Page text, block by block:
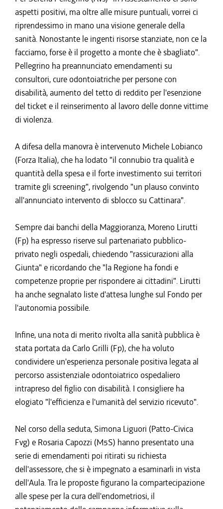
aspetti positivi, ma oltre alle misure puntuali, vorrei ci
riprendessimo in mano una visione generale della
sanità. Nonostante le ingenti risorse stanziate, non ce la
facciamo, forse è il progetto a monte che è sbagliato".
Pellegrino ha preannunciato emendamenti su
consultori, cure odontoiatriche per persone con
disabilità, aumento del tetto di reddito per l'esenzione
del ticket e il reinserimento al lavoro delle donne vittime
di violenza.
A difesa della manovra è intervenuto Michele Lobianco
(Forza Italia), che ha lodato "il connubio tra qualità e
quantità della spesa e il forte investimento sui territori
tramite gli screening", rivolgendo "un plauso convinto
all'annunciato intervento di sblocco su Cattinara".
Sempre dai banchi della Maggioranza, Moreno Lirutti
(Fp) ha espresso riserve sul partenariato pubblico-
privato negli ospedali, chiedendo "rassicurazioni alla
Giunta" e ricordando che "la Regione ha fondi e
competenze proprie per rispondere ai cittadini". Lirutti
ha anche segnalato liste d'attesa lunghe sul Fondo per
l'autonomia possibile.
Infine, una nota di merito rivolta alla sanità pubblica è
stata portata da Carlo Grilli (Fp), che ha voluto
condividere un'esperienza personale positiva legata al
percorso assistenziale odontoiatrico ospedaliero
intrapreso del figlio con disabilità. I consigliere ha
elogiato "l'efficienza e l'umanità del servizio ricevuto".
Nel corso della seduta, Simona Liguori (Patto-Civica
Fvg) e Rosaria Capozzi (M5S) hanno presentato una
serie di emendamenti poi ritirati su richiesta
dell'assessore, che si è impegnato a esaminarli in vista
dell'Aula. Tra le proposte figurano la compartecipazione
alle spese per la cura dell'endometriosi, il